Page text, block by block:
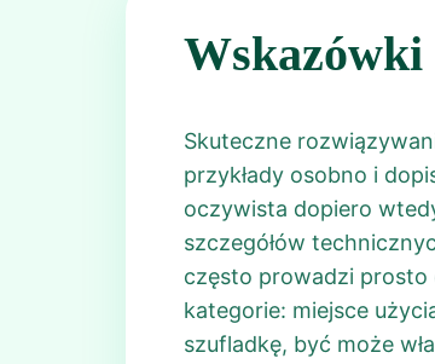
Wskazówki
Skuteczne
przykłady osobno i
oczywista dopiero
szczegółów
często prowadzi prosto
kategorie: miejsce
szufladkę, być może